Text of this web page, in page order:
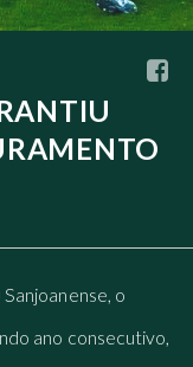
o
ano consecutivo,